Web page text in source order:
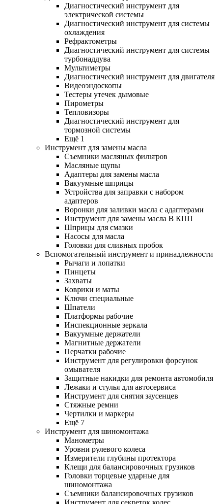
Диагностический инструмент для
электрической системы
Диагностический инструмент для системы
охлаждения
Рефрактометры
Диагностический инструмент для системы
турбонаддува
Мультиметры
Диагностический инструмент для двигателя
Видеоэндоскопы
Тестеры утечек дымовые
Пирометры
Тепловизоры
Диагностический инструмент для
тормозной системы
Ещё 1
Инструмент для замены масла
Съемники масляных фильтров
Масляные щупы
Адаптеры для замены масла
Вакуумные шприцы
Устройства для заправки с набором
адаптеров
Воронки для заливки масла с адаптерами
Инструмент для замены масла В КПП
Шприцы для смазки
Насосы для масла
Головки для сливных пробок
Вспомогательный инструмент и принадлежности
Рычаги и лопатки
Пинцеты
Захваты
Коврики и маты
Ключи специальные
Шпатели
Платформы рабочие
Инспекционные зеркала
Вакуумные держатели
Магнитные держатели
Перчатки рабочие
Инструмент для регулировки форсунок
омывателя
Защитные накидки для ремонта автомобиля
Лежаки и стулья для автосервиса
Инструмент для снятия заусенцев
Стяжные ремни
Чертилки и маркеры
Ещё 7
Инструмент для шиномонтажа
Манометры
Уровни рулевого колеса
Измерители глубины протектора
Клещи для балансировочных грузиков
Головки торцевые ударные для
шиномонтажа
Съемники балансировочных грузиков